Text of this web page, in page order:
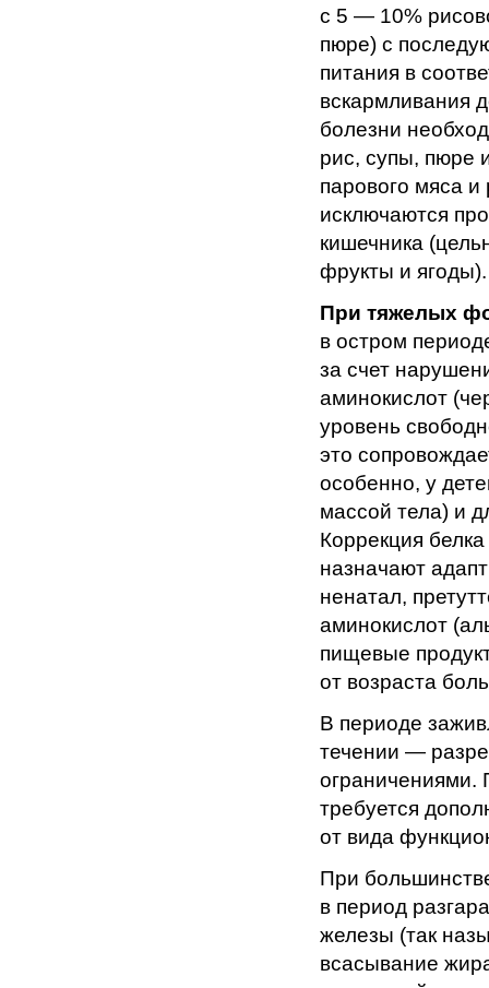
с 5 — 10%
пюре) с
питания в
вскармливания
болезни
рис, супы, пюре
парового мяса
исключаются
кишечника
фрукты и ягоды).
При тяжелых
в остром
за счет
аминокислот
уровень
это
особенно, у
массой тела) и
Коррекция
назначают
ненатал,
аминокислот
пищевые
от возраста
В периоде
течении —
ограничениями.
требуется
от вида
При
в период
железы (так
всасывание